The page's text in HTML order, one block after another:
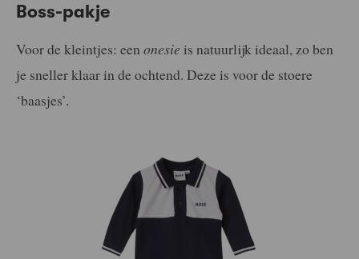
Boss-pakje
Voor de kleintjes: een onesie is natuurlijk ideaal, zo ben
je sneller klaar in de ochtend. Deze is voor de stoere
‘baasjes’.